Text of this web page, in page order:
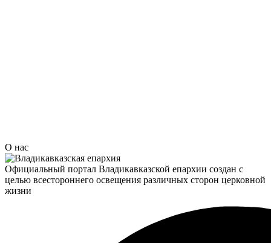
О нас
Официальный портал Владикавказской епархии создан c
целью всестороннего освещения различных сторон церковной
жизни